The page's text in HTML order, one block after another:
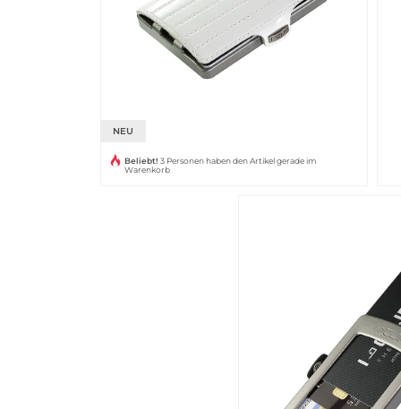
NEU
Beliebt! 3 Personen haben den Artikel gerade im
Warenkorb